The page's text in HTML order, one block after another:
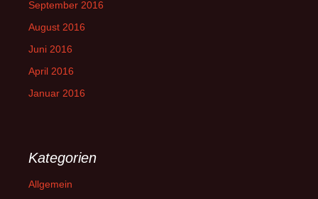
September 2016
August 2016
Juni 2016
April 2016
Januar 2016
Kategorien
Allgemein